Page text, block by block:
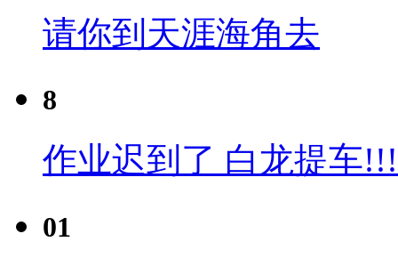
请你到天涯海角去
8
作业迟到了 白龙提车
01